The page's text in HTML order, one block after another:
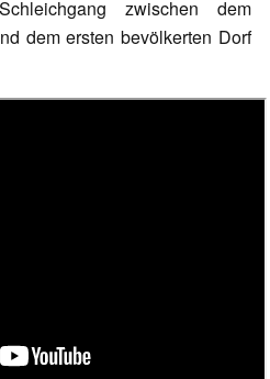
zwischen dem
dem ersten bevölkerten Dorf